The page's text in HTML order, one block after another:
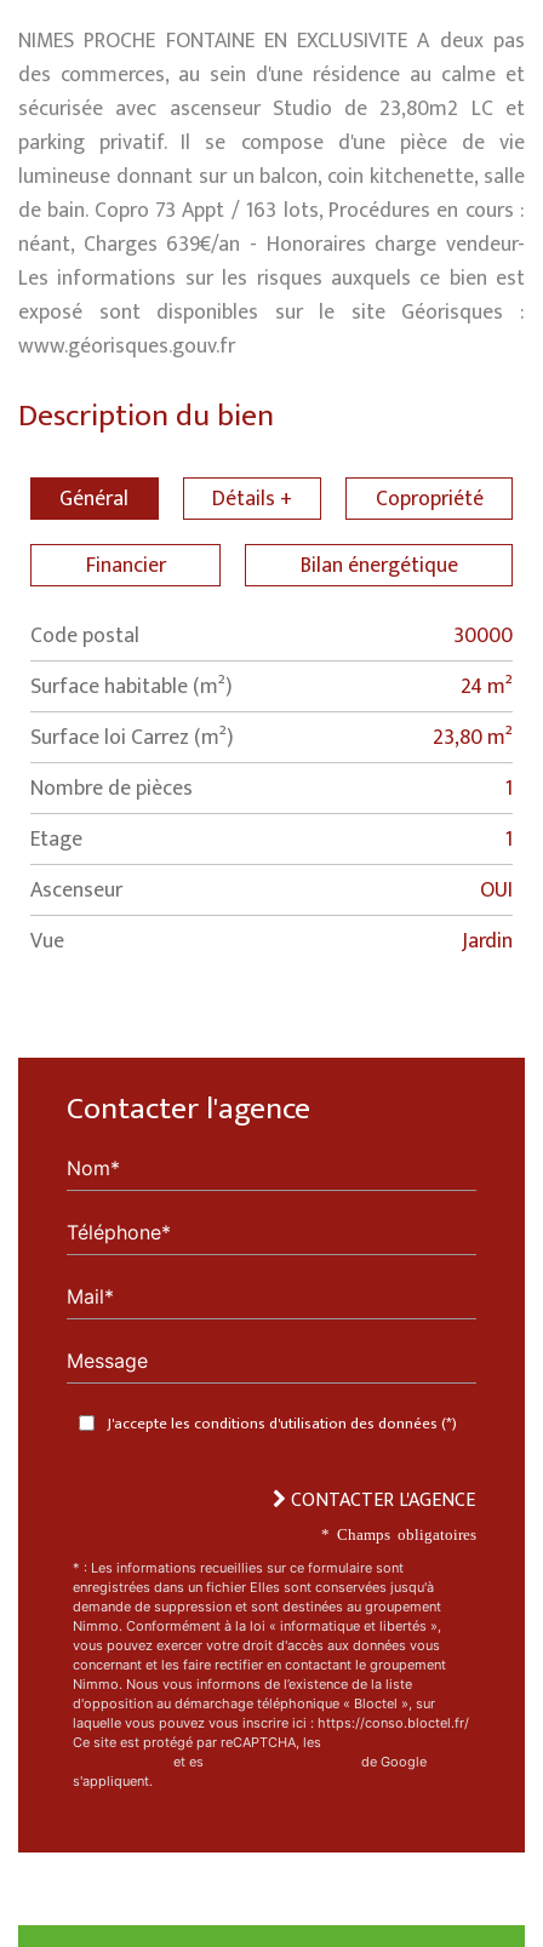
NIMES PROCHE FONTAINE EN EXCLUSIVITE A deux pas
des commerces, au sein d'une résidence au calme et
sécurisée avec ascenseur Studio de 23,80m2 LC et
parking privatif. Il se compose d'une pièce de vie
lumineuse donnant sur un balcon, coin kitchenette, salle
de bain. Copro 73 Appt / 163 lots, Procédures en cours :
néant, Charges 639€/an - Honoraires charge vendeur-
Les informations sur les risques auxquels ce bien est
exposé sont disponibles sur le site Géorisques :
www.géorisques.gouv.fr
Description du bien
Général Détails +
Copropriété
Financier
Bilan énergétique
Label Value
Code postal
30000
Surface habitable (m²)
24 m²
Surface loi Carrez (m²)
23,80 m²
Nombre de pièces
1
Etage
1
Ascenseur
OUI
Vue
Jardin
Contacter l'agence
Nom*
Téléphone*
Mail*
Message
J'accepte les conditions d'utilisation des données (*)
CONTACTER L'AGENCE
* Champs obligatoires
* : Les informations recueillies sur ce formulaire sont
enregistrées dans un fichier Elles sont conservées jusqu'à
demande de suppression et sont destinées au groupement
Nimmo. Conformément à la loi « informatique et libertés »,
vous pouvez exercer votre droit d'accès aux données vous
concernant et les faire rectifier en contactant le groupement
Nimmo. Nous vous informons de l’existence de la liste
d'opposition au démarchage téléphonique « Bloctel », sur
laquelle vous pouvez vous inscrire ici : https://conso.bloctel.fr/
Ce site est protégé par reCAPTCHA, les
et es
de Google
s'appliquent.